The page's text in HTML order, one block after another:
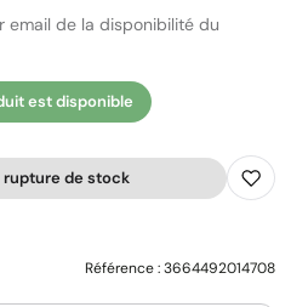
email de la disponibilité du
est disponible
rupture de stock
Référence :3664492014708